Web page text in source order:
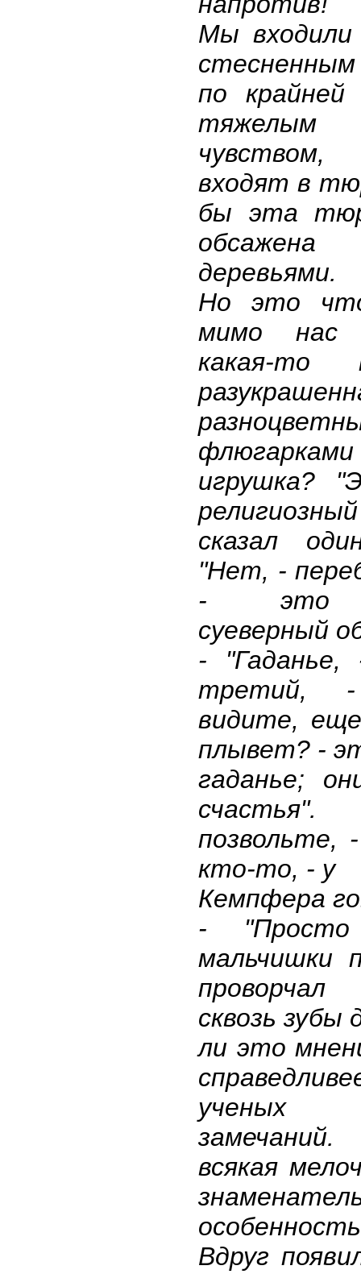
Мы входили
по
тяжелым
входят в
бы эта
обсажена
деревьями.
Но это
мимо нас
какая-то
игрушка?
сказал
"Нет, -
- это
суеверный
-
третий,
видите,
плывет? -
гаданье;
позвольте,
кто-то, - у
Кемпфера
- "Просто
мальчишки
проворчал
сквозь зубы
ли это
ученых
всякая
Вдруг